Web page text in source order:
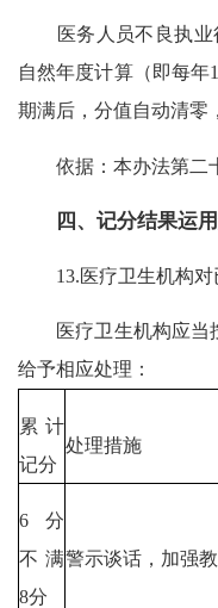
医务人员不良执业
自然年度计算（即每年
期满后，分值自动清零
依据：本办法第二
四、记分结果运
13.医疗卫生机构对
医疗卫生机构应当
给予相应处理：
累计
记分
处理措施
6分
不满
8分
警示谈话，加强